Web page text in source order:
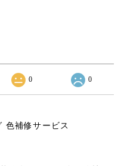
0 0
色補修サービス